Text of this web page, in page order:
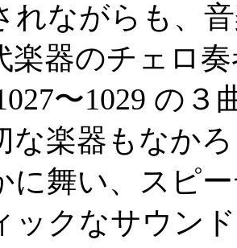
れながらも、
楽器のチェロ
〜1029 の
な楽器もなか
に舞い、スピ
ックなサウン